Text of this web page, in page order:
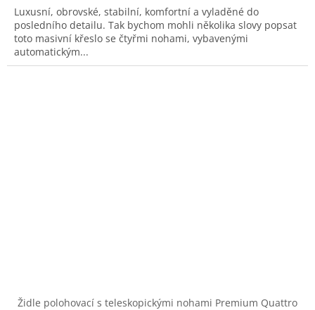
Luxusní, obrovské, stabilní, komfortní a vyladěné do
posledního detailu. Tak bychom mohli několika slovy popsat
toto masivní křeslo se čtyřmi nohami, vybavenými
automatickým...
Židle polohovací s teleskopickými nohami Premium Quattro